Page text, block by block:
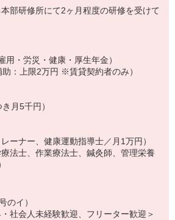
し、マンツーマンでストレッチを実施
レッチを案内
、チラシ配布、SNS更新等
返りを終礼で確認
部研修所にて2ヶ月程度の研修を受けて
用・労災・健康・厚生年金）
：上限2万円 ※賃貸契約者のみ）
月5千円）
ーナー、健康運動指導士／月1万円）
法士、作業療法士、鍼灸師、管理栄養
のイ）
社会人未経験歓迎、フリーター歓迎＞